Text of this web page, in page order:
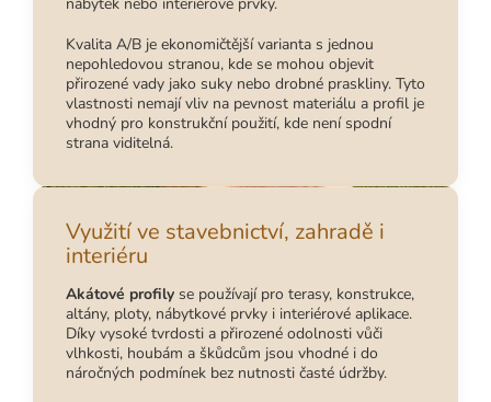
nábytek nebo interiérové prvky.
Kvalita A/B je ekonomičtější varianta s jednou
nepohledovou stranou, kde se mohou objevit
přirozené vady jako suky nebo drobné praskliny. Tyto
vlastnosti nemají vliv na pevnost materiálu a profil je
vhodný pro konstrukční použití, kde není spodní
strana viditelná.
Využití ve stavebnictví, zahradě i
interiéru
Akátové profily se používají pro terasy, konstrukce,
altány, ploty, nábytkové prvky i interiérové aplikace.
Díky vysoké tvrdosti a přirozené odolnosti vůči
vlhkosti, houbám a škůdcům jsou vhodné i do
náročných podmínek bez nutnosti časté údržby.